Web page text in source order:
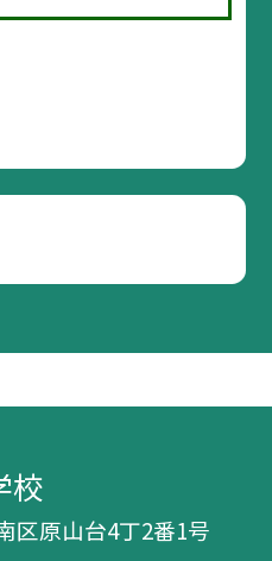
校
区原山台4丁2番1号